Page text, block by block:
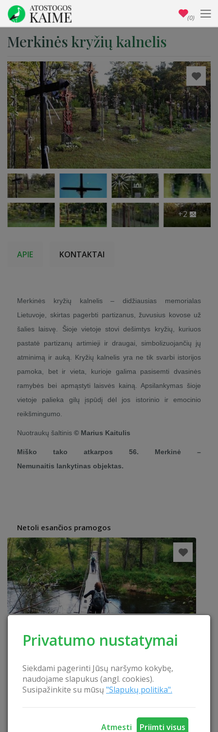
Privatumo nustatymai
Siekdami pagerinti Jūsų naršymo kokybę,
naudojame slapukus (angl. cookies).
Susipažinkite su mūsų "Slapukų politika".
Atmesti Priimti visus
Merkinės kryžių kalnelis
+2
APIE KONTAKTAI
Merkinės kryžių kalnelis – didžiausias memorialas
Lietuvoje, skirtas pagerbti partizanus, žuvusius kovose už
šalies laisvę. Šioje vietoje stovi dešimtys kryžių, kuriuos
pastatė partizanų artimieji ir draugai, simbolizuojančių jų
atminimą ir auką. Kryžių kalnelis yra ne tik svarbi istorijos
pamoka, bet ir vieta, kurioje galima pasisemti dvasinės
ramybės bei apmąstyti laisvės kainą. Apsilankymas šioje
vietoje palieka gilų įspūdį dėl jos istorinio ir emocinio
reikšmingumo.
Nuotraukų šaltinis © Marius Kaitulis
Miško tako atkarpos 56. Merkinė –
Nemunaitis lankytinas objektas.
Netoli esančios pramogos
DVIRAČIŲ ŽYGIAI IR TURAI DZŪKIJOS
parką Kaimo turizmo sodyba Dzūkijos uoga
(0)